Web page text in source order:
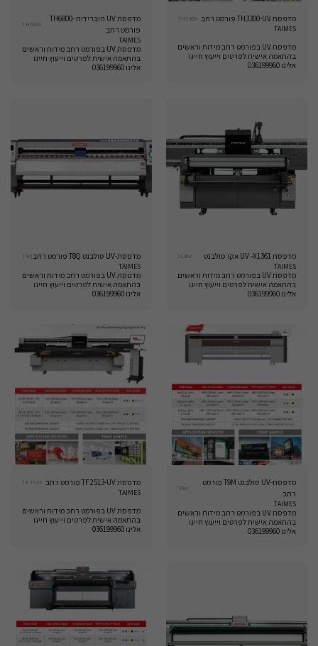
מדפסת TH3300-UV פורמט רחב TH3300
TAIMES
מדפסת UV בפורמט רחב מידות וראשים
בהתאמה אישית לפרטים וייעוץ חייגו
אלינו 036199960
מדפסת UV היברידית -TH6800
פורמט רחב
TH6800
TAIMES
מדפסת UV בפורמט רחב מידות וראשים
בהתאמה אישית לפרטים וייעוץ חייגו
אלינו 036199960
מדפסת UV -X1361 אקו סולבנט X1361
TAIMES
מדפסת UV בפורמט רחב מידות וראשים
בהתאמה אישית לפרטים וייעוץ חייגו
אלינו 036199960
מדפסת-UV סולבנט T8Q פורמט רחב T8Q
TAIMES
מדפסת UV בפורמט רחב מידות וראשים
בהתאמה אישית לפרטים וייעוץ חייגו
אלינו 036199960
מדפסת-UV סולבנט T9M פורמט
רחב
T9M
TAIMES
מדפסת UV בפורמט רחב מידות וראשים
בהתאמה אישית לפרטים וייעוץ חייגו
אלינו 036199960
מדפסת TF2513-UV פורמט רחב TF2513
TAIMES
מדפסת UV בפורמט רחב מידות וראשים
בהתאמה אישית לפרטים וייעוץ חייגו
אלינו 036199960